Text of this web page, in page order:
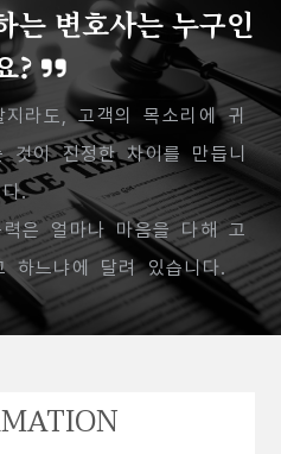
는 변호사는 누구인
?
라도, 고객의 목소리에 귀
것이 진정한 차이를 만듭니
다.
은 얼마나 마음을 다해 고
하느냐에 달려 있습니다.